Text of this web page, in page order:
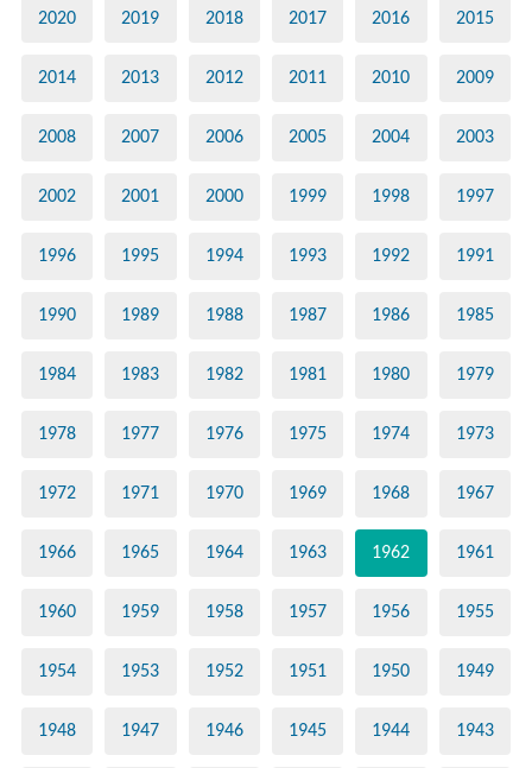
2020 2019 2018 2017 2016 2015
2014 2013 2012 2011 2010 2009
2008 2007 2006 2005 2004 2003
2002 2001 2000 1999 1998 1997
1996 1995 1994 1993 1992 1991
1990 1989 1988 1987 1986 1985
1984 1983 1982 1981 1980 1979
1978 1977 1976 1975 1974 1973
1972 1971 1970 1969 1968 1967
1966 1965 1964 1963 1962 1961
1960 1959 1958 1957 1956 1955
1954 1953 1952 1951 1950 1949
1948 1947 1946 1945 1944 1943